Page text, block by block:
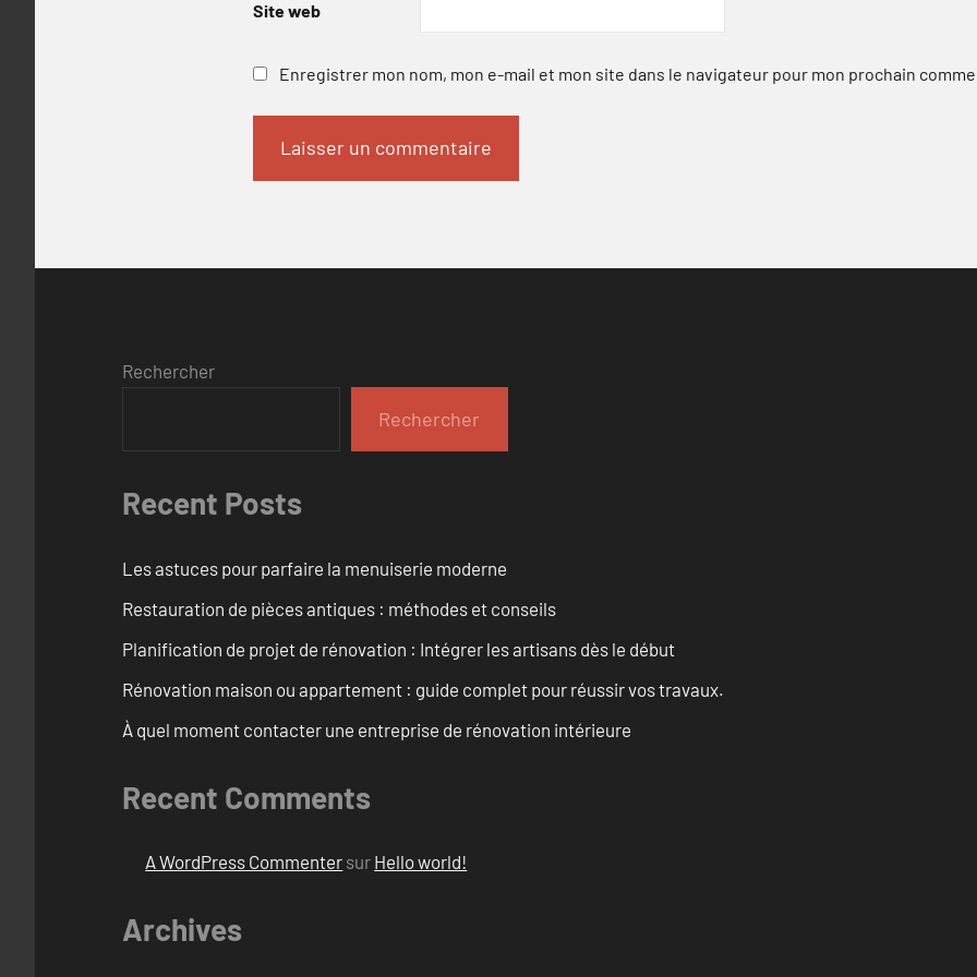
Site web
Enregistrer mon nom, mon e-mail et mon site dans le navigateur pour mon prochain
Rechercher
Rechercher
Recent Posts
Les astuces pour parfaire la menuiserie moderne
Restauration de pièces antiques : méthodes et conseils
Planification de projet de rénovation : Intégrer les artisans dès le début
Rénovation maison ou appartement : guide complet pour réussir vos travaux.
À quel moment contacter une entreprise de rénovation intérieure
Recent Comments
A WordPress Commenter sur Hello world!
Archives